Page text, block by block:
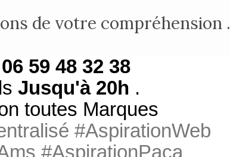
de votre compréhension .
06 59 48 32 38
Jusqu'à 20h .
toutes Marques
#AspirationWeb
#AspirationPaca